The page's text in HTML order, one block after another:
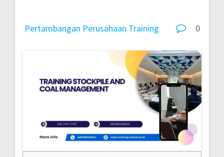
Pertambangan Perusahaan Training 0